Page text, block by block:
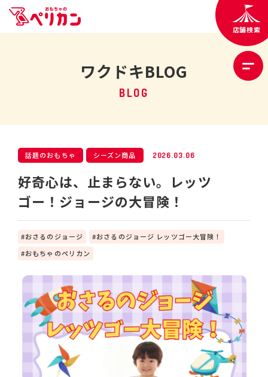
店舗検索
ワクドキBLOG
BLOG
話題のおもちゃ シーズン商品 2026.03.06
好奇心は、止まらない。レッツ
ゴー！ジョージの大冒険！
おさるのジョージ
おさるのジョージ レッツゴー大冒険！
おもちゃのペリカン